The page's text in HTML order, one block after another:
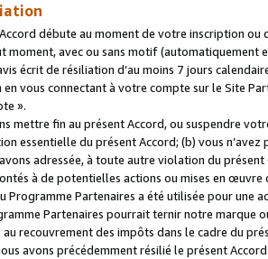
débute au moment de votre inscription
moment, avec ou sans motif (automatiquement
écrit de résiliation d’au moins 7 jours
vous connectant à votre compte sur le Site
».
mettre fin au présent Accord, ou suspendre
essentielle du présent Accord; (b) vous
adressée, à toute autre violation du
à de potentielles actions ou mises en
Programme Partenaires a été utilisée pour une
Partenaires pourrait ternir notre marque
recouvrement des impôts dans le cadre du
avons précédemment résilié le présent